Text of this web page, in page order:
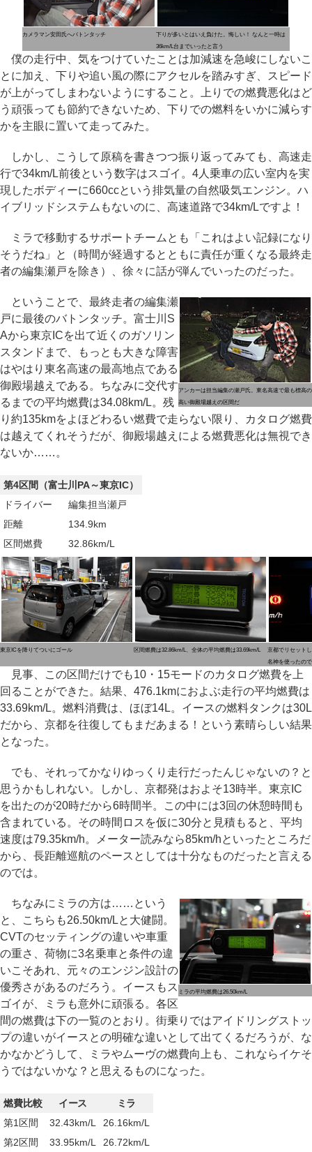
カメラマン安田氏へバトンタッチ
下りが多いとはいえ負けた。悔しい！ なんと一時は
36km/L台までいったと言う
僕の走行中、気をつけていたことは加減速を急峻にしないこ
とに加え、下りや追い風の際にアクセルを踏みすぎ、スピード
が上がってしまわないようにすること。上りでの燃費悪化はど
う頑張っても節約できないため、下りでの燃料をいかに減らす
かを主眼に置いて走ってみた。
しかし、こうして原稿を書きつつ振り返ってみても、高速走
行で34km/L前後という数字はスゴイ。4人乗車の広い室内を実
現したボディーに660ccという排気量の自然吸気エンジン。ハ
イブリッドシステムもないのに、高速道路で34km/Lですよ！
ミラで移動するサポートチームとも「これはよい記録になり
そうだね」と（時間が経過するとともに責任が重くなる最終走
者の編集瀬戸を除き）、徐々に話が弾んでいったのだった。
アンカーは担当編集の瀬戸氏。東名高速で最も標高の
高い御殿場越えの区間だ
ということで、最終走者の編集瀬
戸に最後のバトンタッチ。富士川S
Aから東京ICを出て近くのガソリン
スタンドまで、もっとも大きな障害
はやはり東名高速の最高地点である
御殿場越えである。ちなみに交代す
るまでの平均燃費は34.08km/L。残
り約135kmをよほどわるい燃費で走らない限り、カタログ燃費
は越えてくれそうだが、御殿場越えによる燃費悪化は無視でき
ないか……。
第4区間（富士川PA～東京IC）
ドライバー
編集担当瀬戸
距離
134.9km
区間燃費
32.86km/L
東京ICを降りてついにゴール 区間燃費は32.86km/L、全体の平均燃費は33.69km/L
京都でリセット
名神を使ったの
見事、この区間だけでも10・15モードのカタログ燃費を上
回ることができた。結果、476.1kmにおよぶ走行の平均燃費は
33.69km/L。燃料消費は、ほぼ14L。イースの燃料タンクは30L
だから、京都を往復してもまだあまる！という素晴らしい結果
となった。
でも、それってかなりゆっくり走行だったんじゃないの？と
思うかもしれない。しかし、京都発はおよそ13時半。東京IC
を出たのが20時だから6時間半。この中には3回の休憩時間も
含まれている。その時間ロスを仮に30分と見積もると、平均
速度は79.35km/h。メーター読みなら85km/hといったところだ
から、長距離巡航のペースとしては十分なものだったと言える
のでは。
ミラの平均燃費は26.50km/L
ちなみにミラの方は……という
と、こちらも26.50km/Lと大健闘。
CVTのセッティングの違いや車重
の重さ、荷物に3名乗車と条件の違
いこそあれ、元々のエンジン設計の
優秀さがあるのだろう。イースもス
ゴイが、ミラも意外に頑張る。各区
間の燃費は下の一覧のとおり。街乗りではアイドリングストッ
プの違いがイースとの明確な違いとして出てくるだろうが、な
かなかどうして、ミラやムーヴの燃費向上も、これならイケそ
うではないかな？と思えるものになった。
燃費比較 イース
ミラ
第1区間
32.43km/L
26.16km/L
第2区間
33.95km/L 26.72km/L